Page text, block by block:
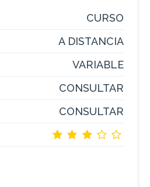
CURSO
A DISTANCIA
VARIABLE
CONSULTAR
CONSULTAR